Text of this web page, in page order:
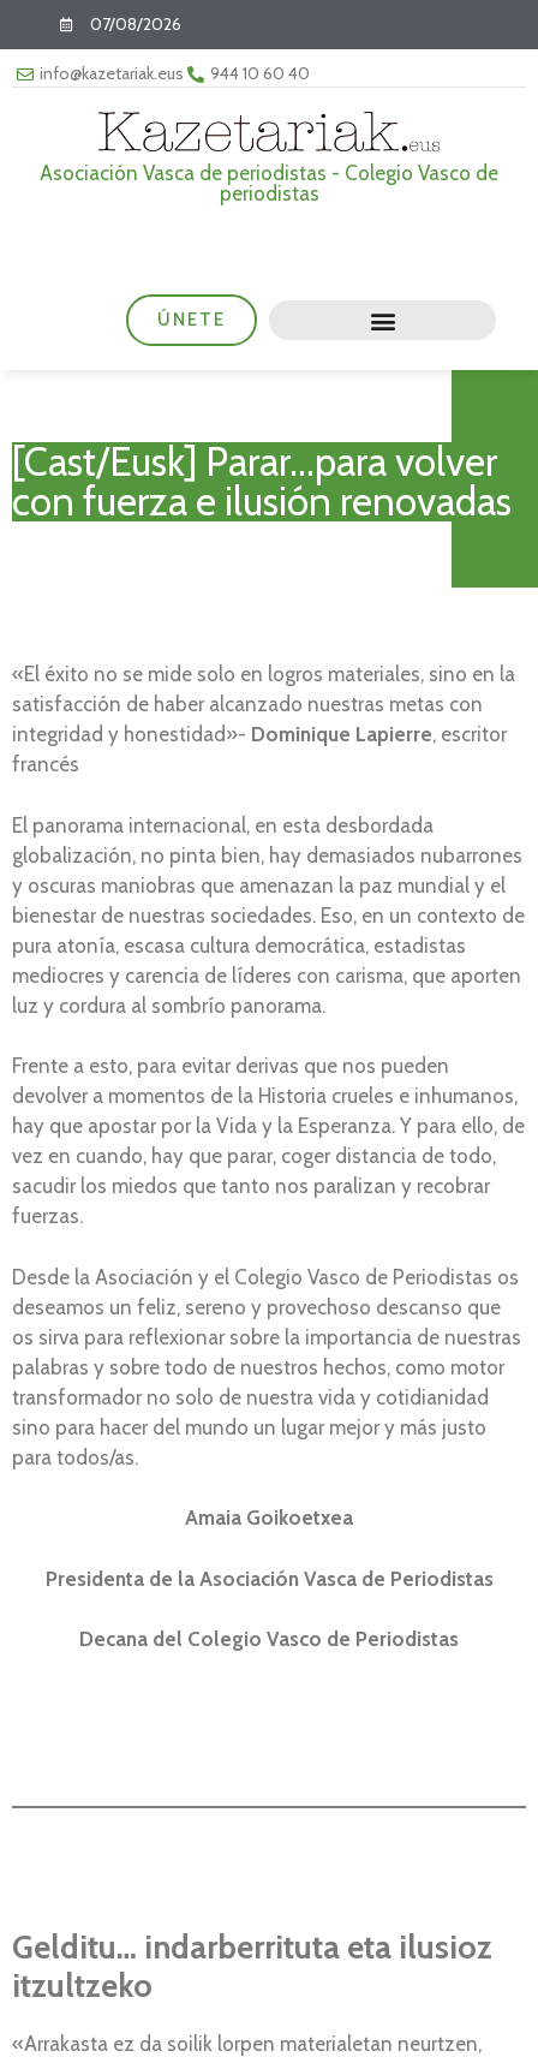
07/08/2026
info@kazetariak.eus 944 10 60 40
Asociación Vasca de periodistas - Colegio Vasco de
periodistas
ÚNETE
[Cast/Eusk] Parar…para volver
con fuerza e ilusión renovadas
«El éxito no se mide solo en logros materiales, sino en la
satisfacción de haber alcanzado nuestras metas con
integridad y honestidad»- Dominique Lapierre, escritor
francés
El panorama internacional, en esta desbordada
globalización, no pinta bien, hay demasiados nubarrones
y oscuras maniobras que amenazan la paz mundial y el
bienestar de nuestras sociedades. Eso, en un contexto de
pura atonía, escasa cultura democrática, estadistas
mediocres y carencia de líderes con carisma, que aporten
luz y cordura al sombrío panorama.
Frente a esto, para evitar derivas que nos pueden
devolver a momentos de la Historia crueles e inhumanos,
hay que apostar por la Vida y la Esperanza. Y para ello, de
vez en cuando, hay que parar, coger distancia de todo,
sacudir los miedos que tanto nos paralizan y recobrar
fuerzas.
Desde la Asociación y el Colegio Vasco de Periodistas os
deseamos un feliz, sereno y provechoso descanso que
os sirva para reflexionar sobre la importancia de nuestras
palabras y sobre todo de nuestros hechos, como motor
transformador no solo de nuestra vida y cotidianidad
sino para hacer del mundo un lugar mejor y más justo
para todos/as.
Amaia Goikoetxea
Presidenta de la Asociación Vasca de Periodistas
Decana del Colegio Vasco de Periodistas
Gelditu… indarberrituta eta ilusioz
itzultzeko
«Arrakasta ez da soilik lorpen materialetan neurtzen,